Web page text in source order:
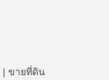
| ขายที่ดิน